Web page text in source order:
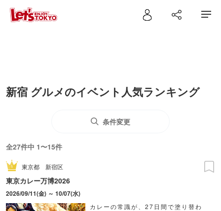
新宿 グルメのイベント人気ランキング
条件変更
全27件中 1〜15件
東京都 新宿区
東京カレー万博2026
2026/09/11(金) ～ 10/07(水)
カレーの常識が、27日間で塗り替わ